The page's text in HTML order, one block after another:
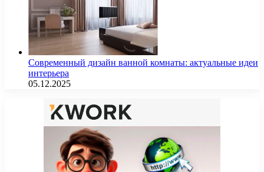
Современный дизайн ванной комнаты: актуальные идеи
интерьера
05.12.2025